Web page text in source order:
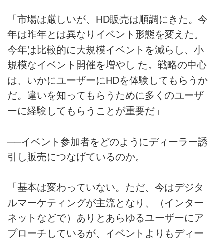
「市場は厳しいが、HD販売は順調にきた。今
年は昨年とは異なりイベント形態を変えた。
今年は比較的に大規模イベントを減らし、小
規模なイベント開催を増やし た。戦略の中心
は、いかにユーザーにHDを体験してもらうか
だ。違いを知ってもらうために多くのユーザ
ーに経験してもらうことが重要だ」
──イベント参加者をどのようにディーラー誘
引し販売につなげているのか。
「基本は変わっていない。ただ、今はデジタ
ルマーケティングが主流となり、（インター
ネットなどで）ありとあらゆるユーザーにア
プローチしているが、イベントよりもディー